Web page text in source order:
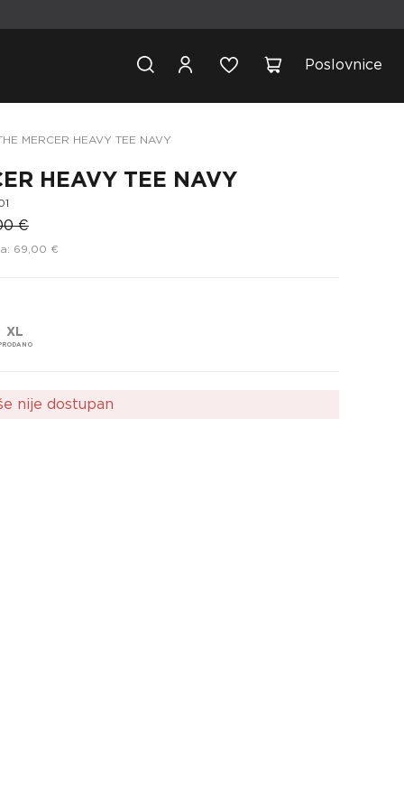
Poslovnice
MERCER HEAVY TEE NAVY
HEAVY TEE NAVY
€
69,00 €
XL
nije dostupan